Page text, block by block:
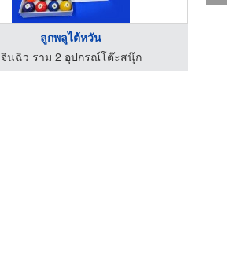
ลูกพลูไต้หวัน
จินฉิว ราม 2 อุปกรณ์โต๊ะสนุ๊ก